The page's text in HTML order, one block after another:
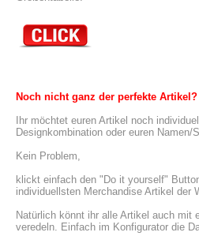
Noch nicht ganz der perfekte Artikel?
Ihr möchtet euren Artikel noch
Designkombination oder euren Namen/
Kein Problem,
klickt einfach den "Do it yourself"
individuellsten Merchandise Artikel der
Natürlich könnt ihr alle Artikel auch mit
veredeln. Einfach im Konfigurator die